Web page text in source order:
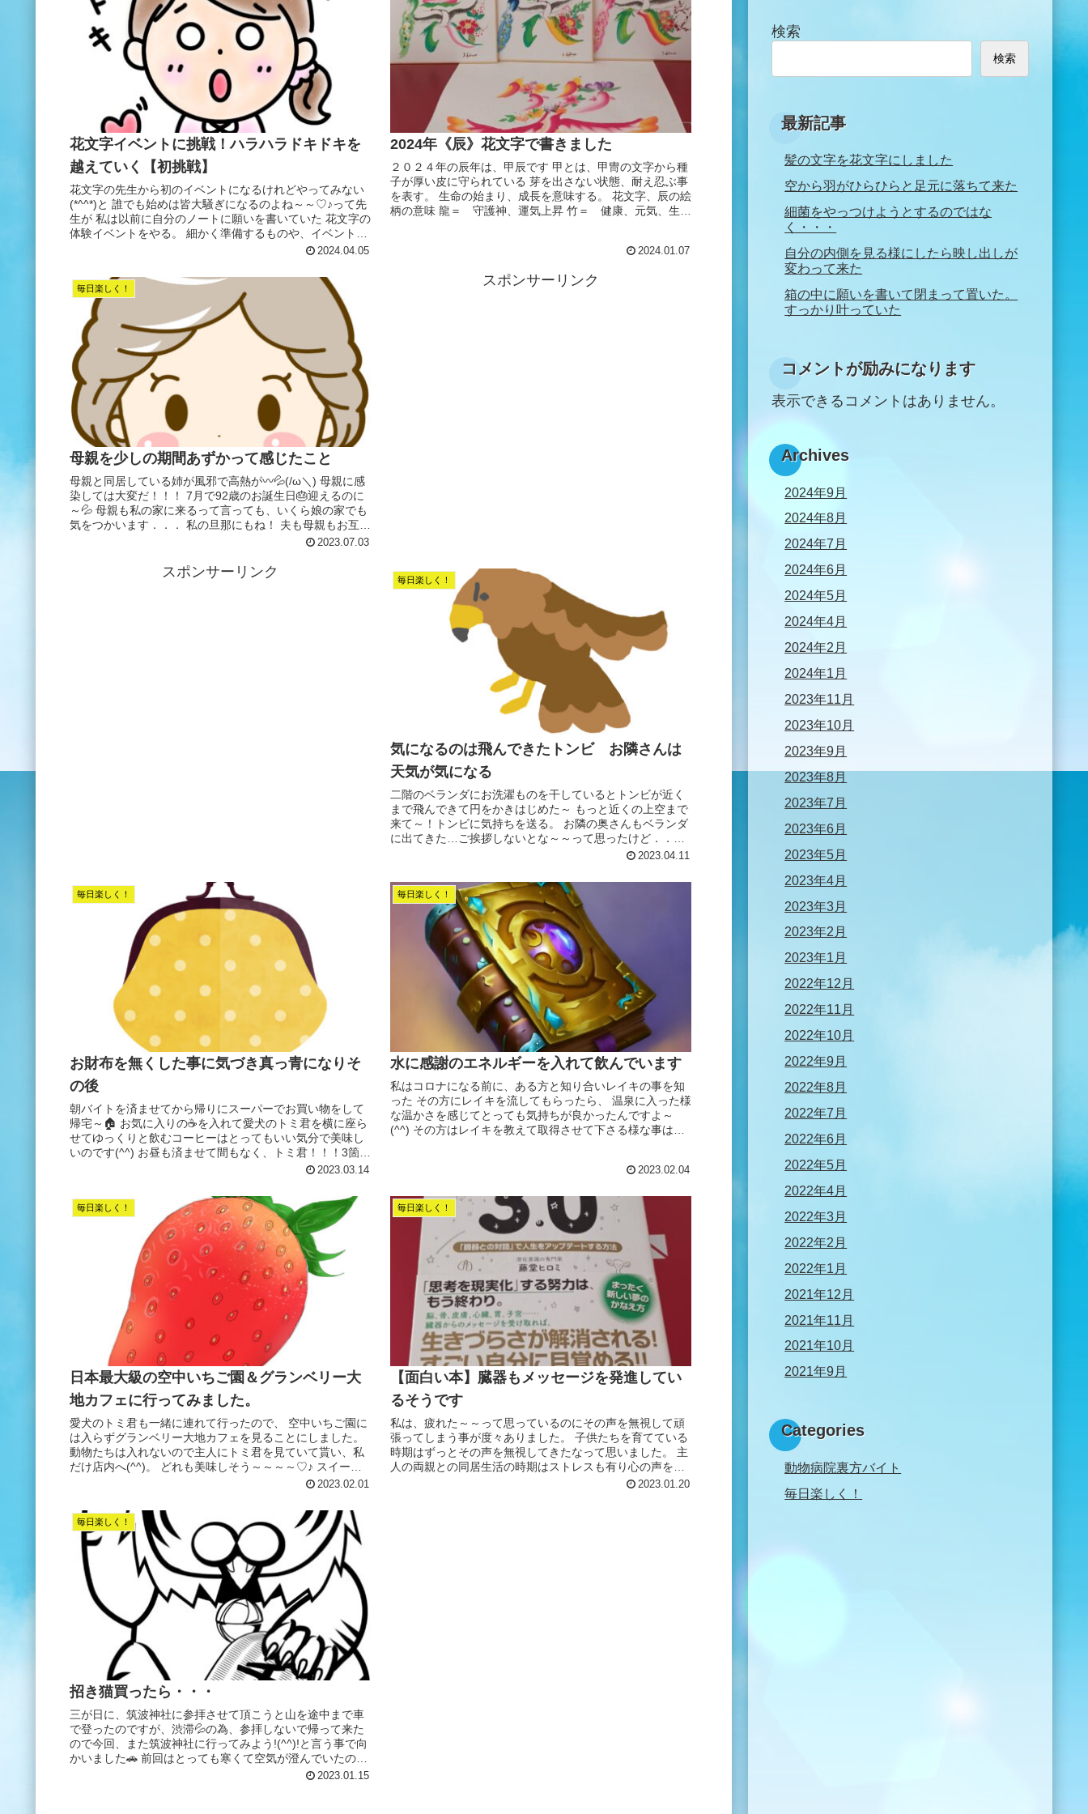
花文字イベントに挑戦！ハラハラドキドキを
越えていく【初挑戦】
花文字の先生から初のイベントになるけれどやってみない
(*^^*)と 誰でも始めは皆大騒ぎになるのよね～～♡♪って先
生が 私は以前に自分のノートに願いを書いていた 花文字の
体験イベントをやる。 細かく準備するものや、イベント情
2024.04.05
2024年《辰》花文字で書きました
２０２４年の辰年は、甲辰です 甲とは、甲冑の文字から種
子が厚い皮に守られている 芽を出さない状態、耐え忍ぶ事
を表す。 生命の始まり、成長を意味する。 花文字、辰の絵
柄の意味 龍＝ 守護神、運気上昇 竹＝ 健康、元気、生命
2024.01.07
毎日楽しく！
母親を少しの期間あずかって感じたこと
母親と同居している姉が風邪で高熱が〰💦(/ω＼) 母親に感
染しては大変だ！！！ 7月で92歳のお誕生日🎂迎えるのに
～💦 母親も私の家に来るって言っても、いくら娘の家でも
気をつかいます．．． 私の旦那にもね！ 夫も母親もお互い
2023.07.03
スポンサーリンク
スポンサーリンク
毎日楽しく！
気になるのは飛んできたトンビ お隣さんは
天気が気になる
二階のベランダにお洗濯ものを干しているとトンビが近く
まで飛んできて円をかきはじめた～ もっと近くの上空まで
来て～！トンビに気持ちを送る。 お隣の奥さんもベランダ
に出てきた…ご挨拶しないとな～～って思ったけど．．．
2023.04.11
毎日楽しく！
お財布を無くした事に気づき真っ青になりそ
の後
朝バイトを済ませてから帰りにスーパーでお買い物をして
帰宅～🏠 お気に入りの☕を入れて愛犬のトミ君を横に座ら
せてゆっくりと飲むコーヒーはとってもいい気分で美味し
いのです(^^) お昼も済ませて間もなく、トミ君！！！3箇所
2023.03.14
毎日楽しく！
水に感謝のエネルギーを入れて飲んでいます
私はコロナになる前に、ある方と知り合いレイキの事を知
った その方にレイキを流してもらったら、 温泉に入った様
な温かさを感じてとっても気持ちが良かったんですよ～
(^^) その方はレイキを教えて取得させて下さる様な事はし
2023.02.04
毎日楽しく！
日本最大級の空中いちご園＆グランベリー大
地カフェに行ってみました。
愛犬のトミ君も一緒に連れて行ったので、 空中いちご園に
は入らずグランベリー大地カフェを見ることにしました。
動物たちは入れないので主人にトミ君を見ていて貰い、私
だけ店内へ(^^)。 どれも美味しそう～～～～♡♪ スイーツ
2023.02.01
毎日楽しく！
【面白い本】臓器もメッセージを発進してい
るそうです
私は、疲れた～～って思っているのにその声を無視して頑
張ってしまう事が度々ありました。 子供たちを育てている
時期はずっとその声を無視してきたなって思いました。 主
人の両親との同居生活の時期はストレスも有り心の声を相
2023.01.20
毎日楽しく！
招き猫買ったら・・・
三が日に、筑波神社に参拝させて頂こうと山を途中まで車
で登ったのですが、渋滞💦の為、参拝しないで帰って来た
ので今回、また筑波神社に行ってみよう!(^^)!と言う事で向
かいました🚗 前回はとっても寒くて空気が澄んでいたので
2023.01.15
検索
検索
最新記事
髪の文字を花文字にしました
空から羽がひらひらと足元に落ちて来た
細菌をやっつけようとするのではな
く・・・
自分の内側を見る様にしたら映し出しが
変わって来た
箱の中に願いを書いて閉まって置いた。
すっかり叶っていた
コメントが励みになります
表示できるコメントはありません。
Archives
2024年9月
2024年8月
2024年7月
2024年6月
2024年5月
2024年4月
2024年2月
2024年1月
2023年11月
2023年10月
2023年9月
2023年8月
2023年7月
2023年6月
2023年5月
2023年4月
2023年3月
2023年2月
2023年1月
2022年12月
2022年11月
2022年10月
2022年9月
2022年8月
2022年7月
2022年6月
2022年5月
2022年4月
2022年3月
2022年2月
2022年1月
2021年12月
2021年11月
2021年10月
2021年9月
Categories
動物病院裏方バイト
毎日楽しく！